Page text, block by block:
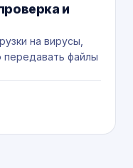
и
на вирусы,
файлы